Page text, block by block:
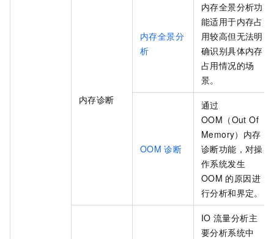
内存诊断
内存全景分
析
内存全景分析功
能适用于内存占
用较高但无法明
确识别具体内存
占用情况的场
景。
OOM 诊断
通过
OOM（Out Of
Memory）内存
诊断功能，对操
作系统发生
OOM 的原因进
行分析和界定。
IO 流量分析主
要分析系统中